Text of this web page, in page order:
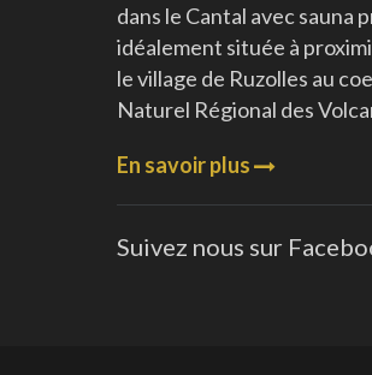
dans le Cantal avec sauna
idéalement située à
le village de Ruzolles au
Naturel Régional des
En savoir plus
Suivez nous sur